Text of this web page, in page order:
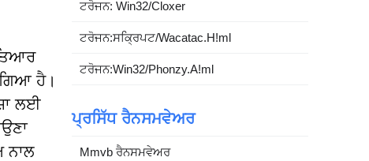
ਹੈ।
ਲਈ
ਨਾਲ
ਟਰੋਜਨ: Win32/Cloxer
ਟਰੋਜਨ:ਸਕ੍ਰਿਪਟ/Wacatac.H!ml
ਟਰੋਜਨ:Win32/Phonzy.A!ml
ਪ੍ਰਸਿੱਧ ਰੈਨਸਮਵੇਅਰ
Mmvb ਰੈਨਸਮਵੇਅਰ